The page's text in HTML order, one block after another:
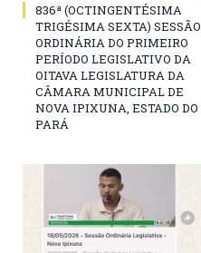
836ª (OCTINGENTÉSIMA
TRIGÉSIMA SEXTA) SESSÃO
ORDINÁRIA DO PRIMEIRO
PERÍODO LEGISLATIVO DA
OITAVA LEGISLATURA DA
CÂMARA MUNICIPAL DE
NOVA IPIXUNA, ESTADO DO
PARÁ